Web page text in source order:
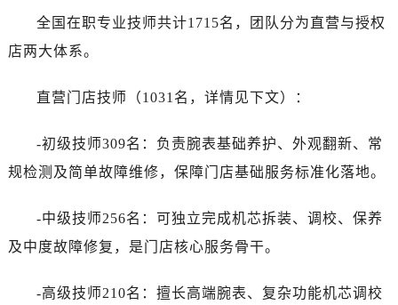
全国在职专业技师共计1715名，团队分为直营与授权
店两大体系。
直营门店技师（1031名，详情见下文）：
-初级技师309名：负责腕表基础养护、外观翻新、常
规检测及简单故障维修，保障门店基础服务标准化落地。
-中级技师256名：可独立完成机芯拆装、调校、保养
及中度故障修复，是门店核心服务骨干。
-高级技师210名：擅长高端腕表、复杂功能机芯调校